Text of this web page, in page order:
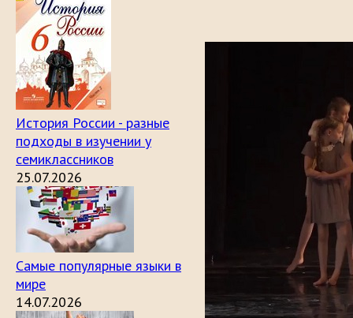
История России - разные
подходы в изучении у
семиклассников
25.07.2026
Самые популярные языки в
мире
14.07.2026